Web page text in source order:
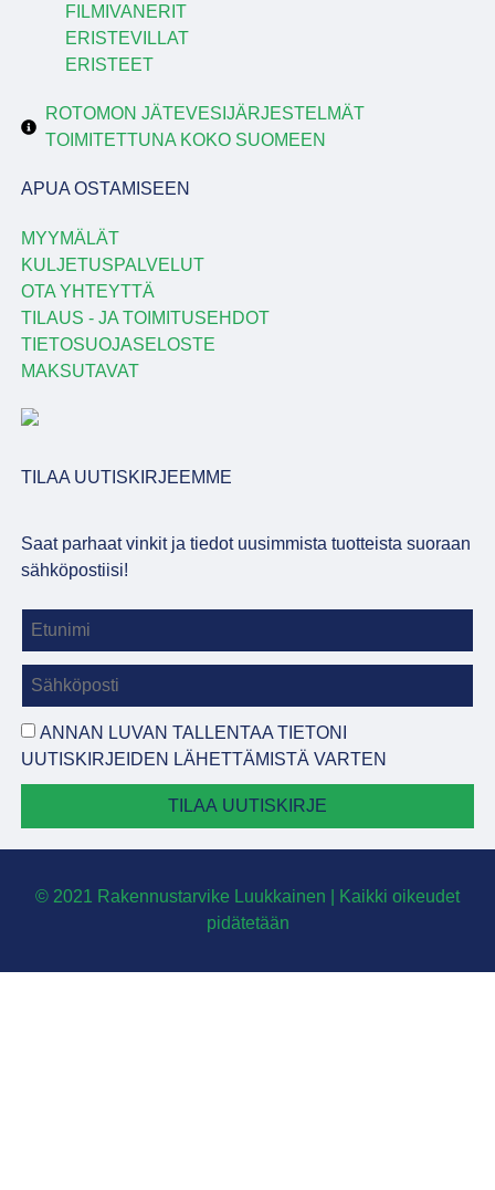
FILMIVANERIT
ERISTEVILLAT
ERISTEET
ROTOMON JÄTEVESIJÄRJESTELMÄT
TOIMITETTUNA KOKO SUOMEEN
APUA OSTAMISEEN
MYYMÄLÄT
KULJETUSPALVELUT
OTA YHTEYTTÄ
TILAUS - JA TOIMITUSEHDOT
TIETOSUOJASELOSTE
MAKSUTAVAT
TILAA UUTISKIRJEEMME
Saat parhaat vinkit ja tiedot uusimmista tuotteista suoraan
sähköpostiisi!
ANNAN LUVAN TALLENTAA TIETONI
UUTISKIRJEIDEN LÄHETTÄMISTÄ VARTEN
TILAA UUTISKIRJE
© 2021 Rakennustarvike Luukkainen | Kaikki oikeudet
pidätetään